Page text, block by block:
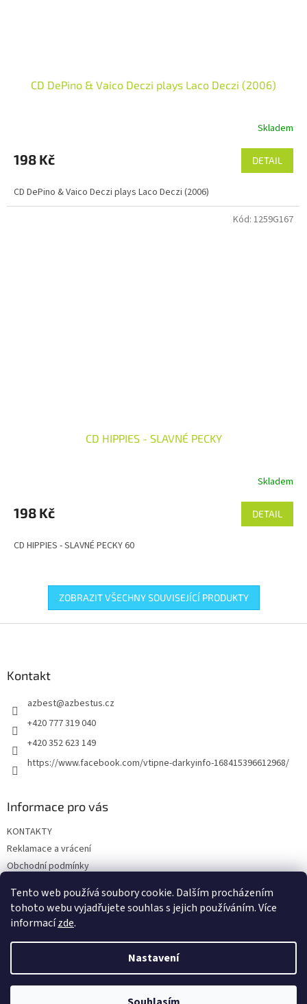
Tento web používá soubory cookie. Dalším procházením
tohoto webu vyjadřujete souhlas s jejich používáním. Více
informacízde.
Nastavení
CD DePino & Vaico Deczi plays Laco Deczi (2006)
Skladem
198 Kč DETAIL
CD DePino & Vaico Deczi plays Laco Deczi (2006)
CD HIPPIES - SLAVNÉ PECKY
Skladem
198 Kč DETAIL
CD HIPPIES - SLAVNÉ PECKY 60
Kód: 1259G167
ZOBRAZIT VŠECHNY SOUVISEJÍCÍ PRODUKTY
Kontakt
azbest@azbestus.cz
+420 777 319 040
+420 352 623 149
https://www.facebook.com/vtipne-darkyinfo-168415396612968/
Informace pro vás
KONTAKTY
Reklamace a vrácení
Obchodní podmínky
Doprava a platba
Vytvořil Shoptet